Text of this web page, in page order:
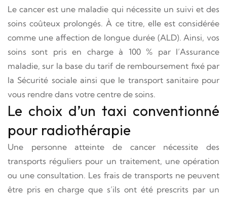
Le cancer est une maladie qui nécessite un suivi et des
soins coûteux prolongés. À ce titre, elle est considérée
comme une affection de longue durée (ALD). Ainsi, vos
soins sont pris en charge à 100 % par l’Assurance
maladie, sur la base du tarif de remboursement fixé par
la Sécurité sociale ainsi que le transport sanitaire pour
vous rendre dans votre centre de soins.
Le choix d’un taxi conventionné
pour radiothérapie
Une personne atteinte de cancer nécessite des
transports réguliers pour un traitement, une opération
ou une consultation. Les frais de transports ne peuvent
être pris en charge que s’ils ont été prescrits par un